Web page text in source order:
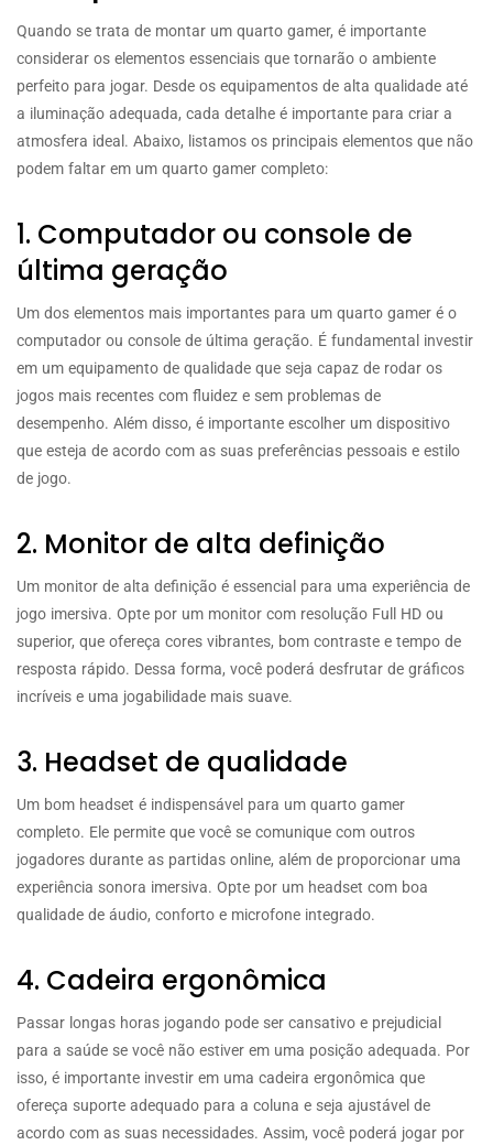
Quando se trata de montar um quarto gamer, é importante
considerar os elementos essenciais que tornarão o ambiente
perfeito para jogar. Desde os equipamentos de alta qualidade até
a iluminação adequada, cada detalhe é importante para criar a
atmosfera ideal. Abaixo, listamos os principais elementos que não
podem faltar em um quarto gamer completo:
1. Computador ou console de
última geração
Um dos elementos mais importantes para um quarto gamer é o
computador ou console de última geração. É fundamental investir
em um equipamento de qualidade que seja capaz de rodar os
jogos mais recentes com fluidez e sem problemas de
desempenho. Além disso, é importante escolher um dispositivo
que esteja de acordo com as suas preferências pessoais e estilo
de jogo.
2. Monitor de alta definição
Um monitor de alta definição é essencial para uma experiência de
jogo imersiva. Opte por um monitor com resolução Full HD ou
superior, que ofereça cores vibrantes, bom contraste e tempo de
resposta rápido. Dessa forma, você poderá desfrutar de gráficos
incríveis e uma jogabilidade mais suave.
3. Headset de qualidade
Um bom headset é indispensável para um quarto gamer
completo. Ele permite que você se comunique com outros
jogadores durante as partidas online, além de proporcionar uma
experiência sonora imersiva. Opte por um headset com boa
qualidade de áudio, conforto e microfone integrado.
4. Cadeira ergonômica
Passar longas horas jogando pode ser cansativo e prejudicial
para a saúde se você não estiver em uma posição adequada. Por
isso, é importante investir em uma cadeira ergonômica que
ofereça suporte adequado para a coluna e seja ajustável de
acordo com as suas necessidades. Assim, você poderá jogar por